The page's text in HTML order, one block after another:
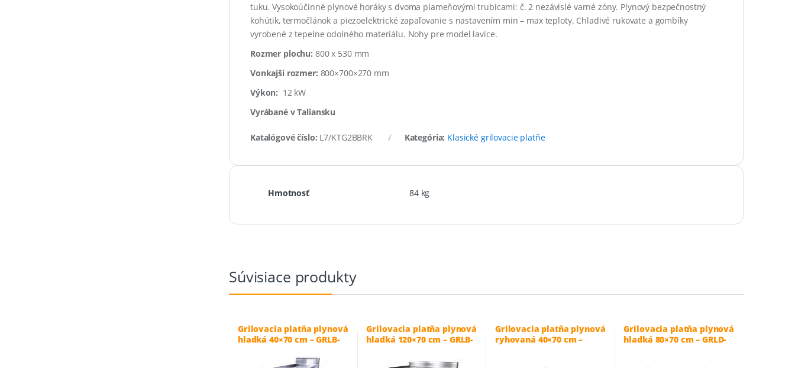
tuku. Vysokoúčinné plynové horáky s dvoma plameňovými trubicami: č. 2 nezávislé varné zóny. Plynový bezpečnostný
kohútik, termočlánok a piezoelektrické zapaľovanie s nastavením min – max teploty. Chladivé rukoväte a gombíky
vyrobené z tepelne odolného materiálu. Nohy pre model lavice.
Rozmer plochu: 800 x 530 mm
Vonkajší rozmer: 800×700×270 mm
Výkon: 12 kW
Vyrábané v Taliansku
Katalógové číslo: L7/KTG2BBRK Kategória: Klasické grilovacie platňe
Hmotnosť 84 kg
Súvisiace produkty
Grilovacia platňa plynová
hladká 40×70 cm – GRLB-
Grilovacia platňa plynová
hladká 120×70 cm – GRLB-
Grilovacia platňa plynová
ryhovaná 40×70 cm –
Grilovacia platňa plynová
hladká 80×70 cm – GRLD-